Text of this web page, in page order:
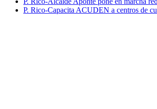
P. Rico-Capacita ACUDEN a centros de